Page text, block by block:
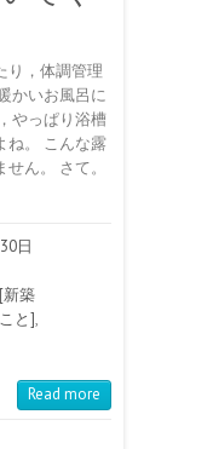
り，体調管理
かいお風呂に
やっぱり浴槽
ね。 こんな露
ん。 さて。
日
[新築
と],
Read more